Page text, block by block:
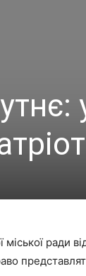
міської ради